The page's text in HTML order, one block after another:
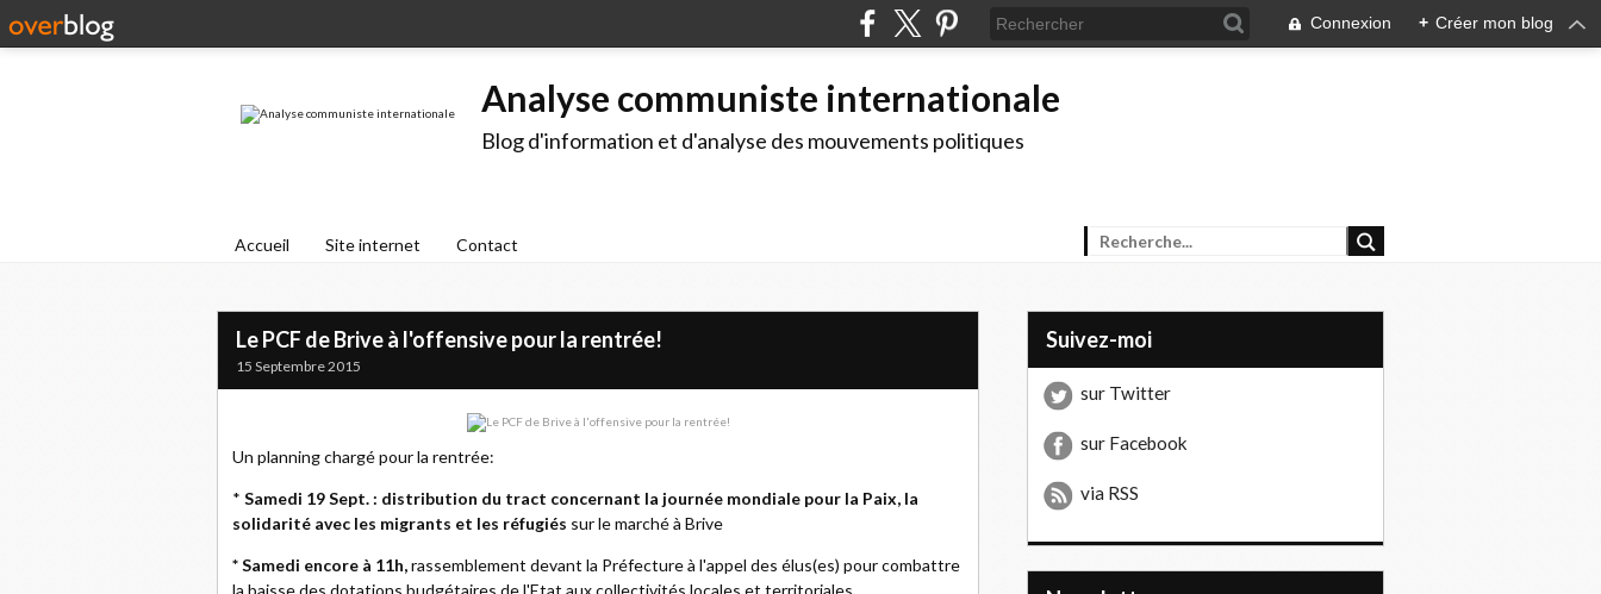
Connexion + Créer mon blog
Analyse communiste internationale
Blog d'information et d'analyse des mouvements politiques
Accueil Site internet Contact
Le PCF de Brive à l'offensive pour la rentrée!
15 Septembre 2015
Un planning chargé pour la rentrée:
* Samedi 19 Sept. : distribution du tract concernant la journée mondiale pour la Paix, la
solidarité avec les migrants et les réfugiés sur le marché à Brive
* Samedi encore à 11h,rassemblement devant la Préfecture à l'appel des élus(es) pour combattre
Suivez-moi
sur Twitter
sur Facebook
via RSS